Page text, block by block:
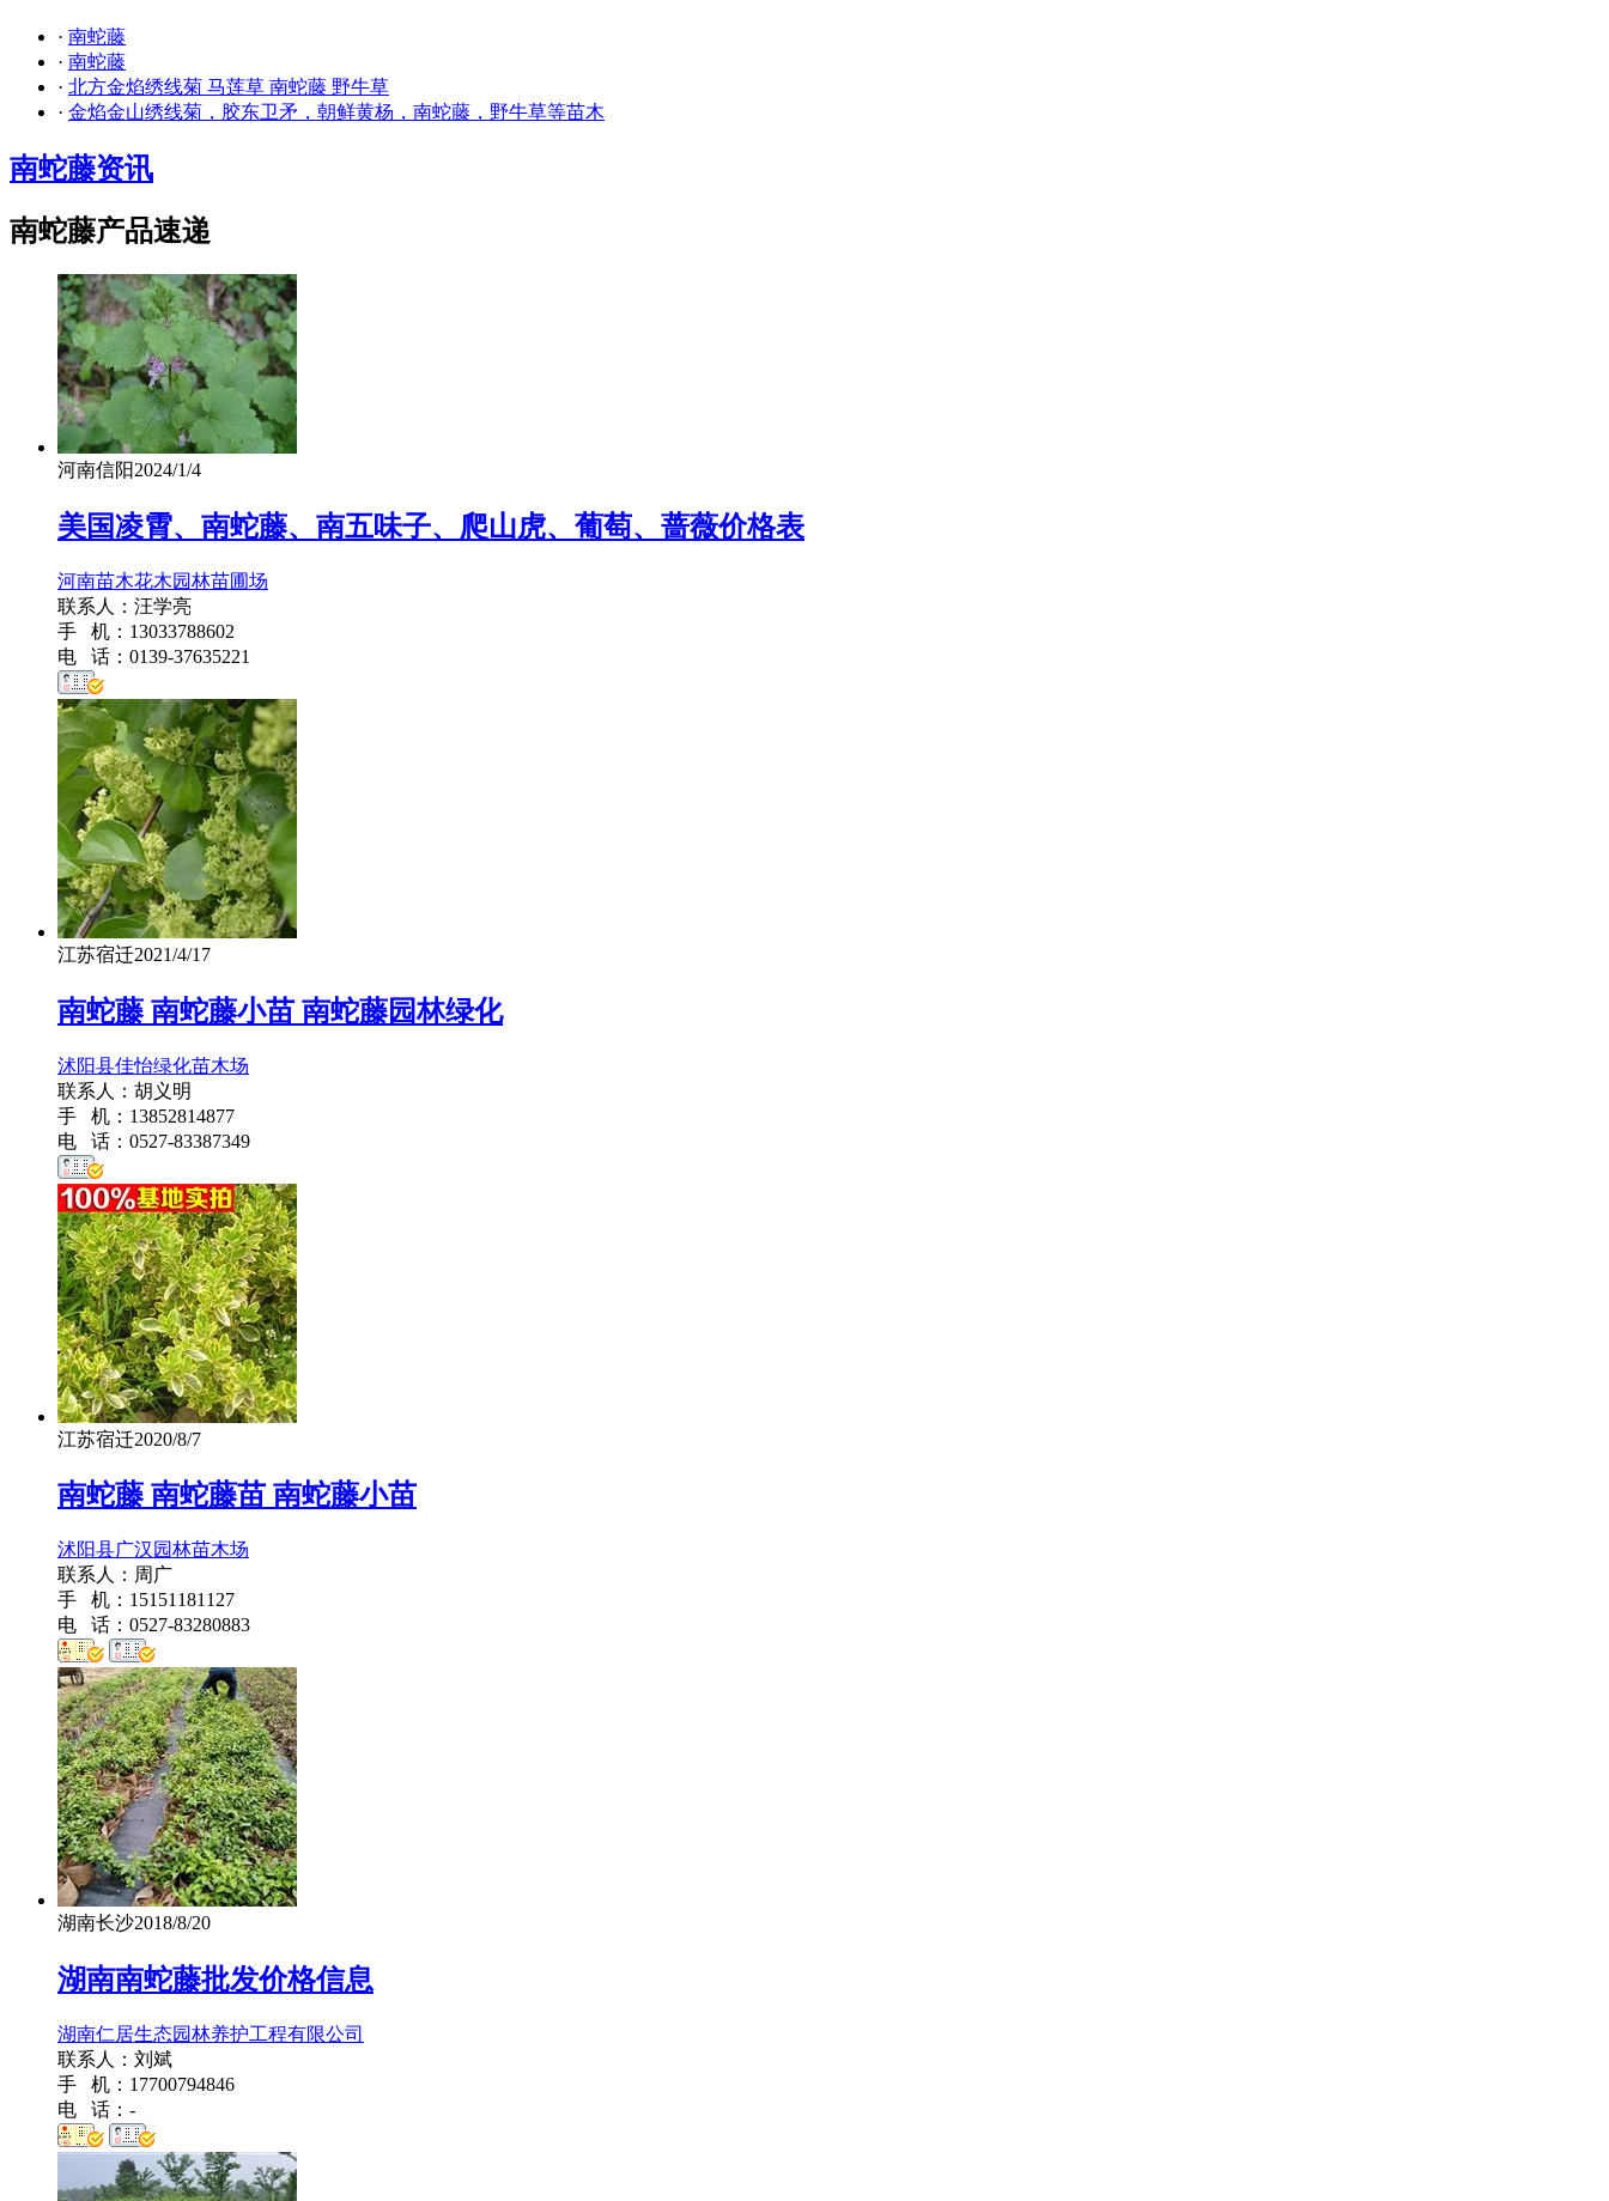
· 南蛇藤
· 南蛇藤
· 北方金焰绣线菊 马莲草 南蛇藤 野牛草
· 金焰金山绣线菊，胶东卫矛，朝鲜黄杨，南蛇藤，野牛草等苗木
南蛇藤资讯
南蛇藤产品速递
河南信阳2024/1/4
美国凌霄、南蛇藤、南五味子、爬山虎、葡萄、蔷薇价格表
河南苗木花木园林苗圃场
联系人：汪学亮
手 机：13033788602
电 话：0139-37635221
江苏宿迁2021/4/17
南蛇藤 南蛇藤小苗 南蛇藤园林绿化
沭阳县佳怡绿化苗木场
联系人：胡义明
手 机：13852814877
电 话：0527-83387349
江苏宿迁2020/8/7
南蛇藤 南蛇藤苗 南蛇藤小苗
沭阳县广汉园林苗木场
联系人：周广
手 机：15151181127
电 话：0527-83280883
湖南长沙2018/8/20
湖南南蛇藤批发价格信息
湖南仁居生态园林养护工程有限公司
联系人：刘斌
手 机：17700794846
电 话：-